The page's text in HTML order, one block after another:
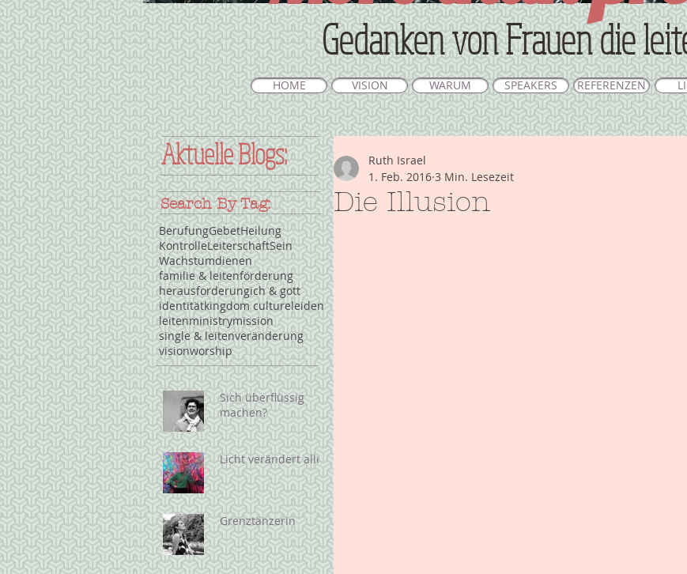
Gedanken von Frauen die
HOME VISION WARUM SPEAKERS REFERENZEN
Aktuelle Blogs:
Search By Tag:
BerufungGebetHeilung
KontrolleLeiterschaftSein
Wachstumdienen
familie & leitenförderung
herausforderungich & gott
identitätkingdom cultureleiden
leitenministrymission
single & leitenveränderung
visionworship
Sich überflüssig
machen?
Licht verändert alles
Grenztänzerin
Die Illusion
Ruth Israel
1. Feb. 2016 3 Min. Lesezeit